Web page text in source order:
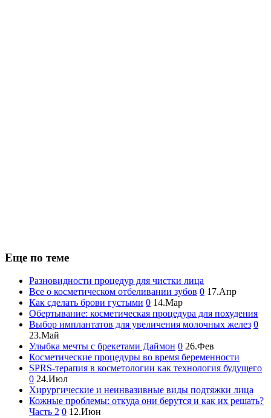
Еще по теме
Разновидности процедур для чистки лица
Все о косметическом отбеливании зубов 0 17.Апр
Как сделать брови густыми 0 14.Мар
Обертывание: косметическая процедура для похудения
Выбор имплантатов для увеличения молочных желез 0
23.Май
Улыбка мечты с брекетами Даймон 0 26.Фев
Косметические процедуры во время беременности
SPRS-терапия в косметологии как технология будущего
0 24.Июл
Хирургические и неинвазивные виды подтяжки лица
Кожные проблемы: откуда они берутся и как их решать?
Часть 2 0 12.Июн